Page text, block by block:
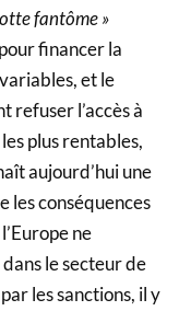
fantôme »
financer la
et le
refuser l’accès à
plus rentables,
aujourd’hui une
les conséquences
ne
le secteur de
les sanctions, il y